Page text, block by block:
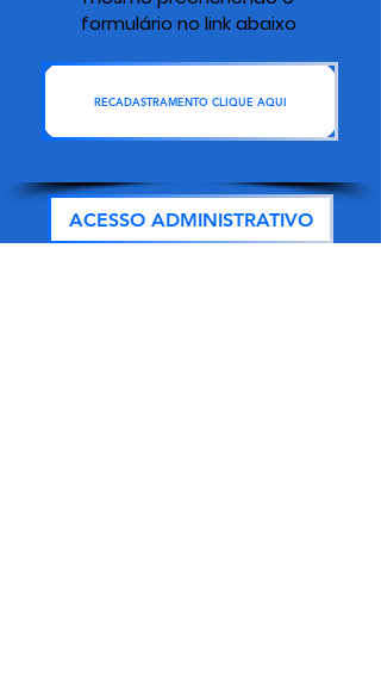
formulário no link abaixo
RECADASTRAMENTO CLIQUE AQUI
ACESSO ADMINISTRATIVO